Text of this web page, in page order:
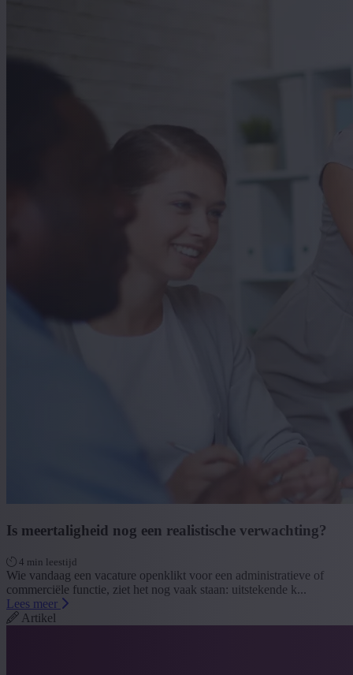
Is meertaligheid nog een realistische verwachting?
4 min leestijd
Wie vandaag een vacature openklikt voor een administratieve of
commerciële functie, ziet het nog vaak staan: uitstekende k...
Lees meer
Artikel